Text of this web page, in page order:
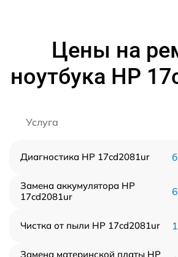
Цены на
ноутбука HP
Услуга
Диагностика HP 17cd2081ur
Замена аккумулятора HP
17cd2081ur
Чистка от пыли HP 17cd2081ur
Замена материнской платы HP